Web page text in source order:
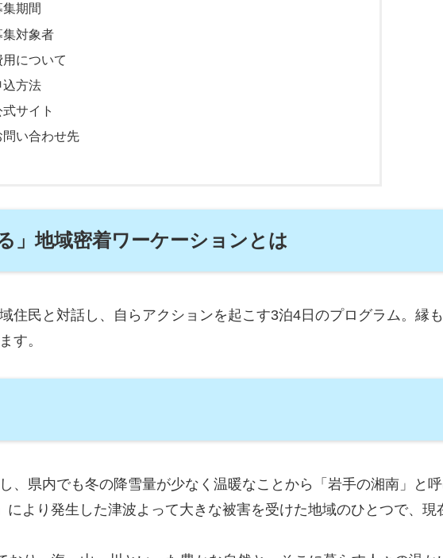
集期間
集対象者
用について
込方法
式サイト
問い合わせ先
」地域密着ワーケーションとは
住民と対話し、自らアクションを起こす3泊4日のプログラム。縁
す。
県内でも冬の降雪量が少なく温暖なことから「岩手の湘南」と呼
より発生した津波よって大きな被害を受けた地域のひとつで、現